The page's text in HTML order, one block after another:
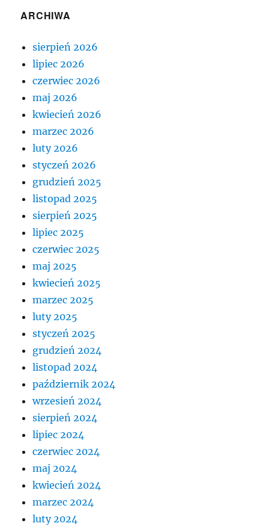
ARCHIWA
sierpień 2026
lipiec 2026
czerwiec 2026
maj 2026
kwiecień 2026
marzec 2026
luty 2026
styczeń 2026
grudzień 2025
listopad 2025
sierpień 2025
lipiec 2025
czerwiec 2025
maj 2025
kwiecień 2025
marzec 2025
luty 2025
styczeń 2025
grudzień 2024
listopad 2024
październik 2024
wrzesień 2024
sierpień 2024
lipiec 2024
czerwiec 2024
maj 2024
kwiecień 2024
marzec 2024
luty 2024